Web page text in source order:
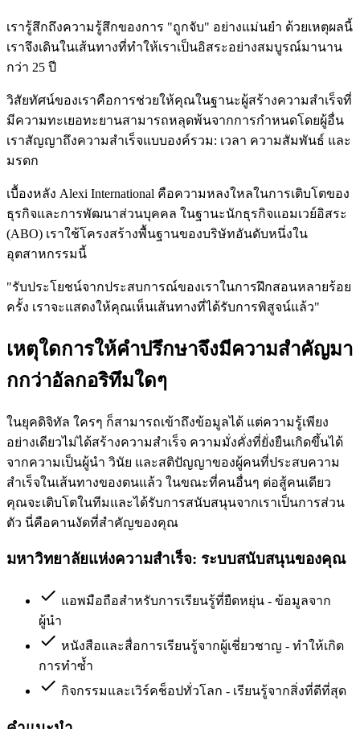
เรารู้สึกถึงความรู้สึกของการ "ถูกจับ" อย่างแม่นยำ ด้วยเหตุผลนี้
เราจึงเดินในเส้นทางที่ทำให้เราเป็นอิสระอย่างสมบูรณ์มานาน
กว่า 25 ปี
วิสัยทัศน์ของเราคือการช่วยให้คุณในฐานะผู้สร้างความสำเร็จที่
มีความทะเยอทะยานสามารถหลุดพ้นจากการกำหนดโดยผู้อื่น
เราสัญญาถึงความสำเร็จแบบองค์รวม: เวลา ความสัมพันธ์ และ
มรดก
เบื้องหลัง Alexi International คือความหลงใหลในการเติบโตของ
ธุรกิจและการพัฒนาส่วนบุคคล ในฐานะนักธุรกิจแอมเวย์อิสระ
(ABO) เราใช้โครงสร้างพื้นฐานของบริษัทอันดับหนึ่งใน
อุตสาหกรรมนี้
"รับประโยชน์จากประสบการณ์ของเราในการฝึกสอนหลายร้อย
ครั้ง เราจะแสดงให้คุณเห็นเส้นทางที่ได้รับการพิสูจน์แล้ว"
เหตุใดการให้คำปรึกษาจึงมีความสำคัญมา
กกว่าอัลกอริทึมใดๆ
ในยุคดิจิทัล ใครๆ ก็สามารถเข้าถึงข้อมูลได้ แต่ความรู้เพียง
อย่างเดียวไม่ได้สร้างความสำเร็จ ความมั่งคั่งที่ยั่งยืนเกิดขึ้นได้
จากความเป็นผู้นำ วินัย และสติปัญญาของผู้คนที่ประสบความ
สำเร็จในเส้นทางของตนแล้ว ในขณะที่คนอื่นๆ ต่อสู้คนเดียว
คุณจะเติบโตในทีมและได้รับการสนับสนุนจากเราเป็นการส่วน
ตัว นี่คือคานงัดที่สำคัญของคุณ
มหาวิทยาลัยแห่งความสำเร็จ: ระบบสนับสนุนของคุณ
check แอพมือถือสำหรับการเรียนรู้ที่ยืดหยุ่น - ข้อมูลจาก
ผู้นำ
check หนังสือและสื่อการเรียนรู้จากผู้เชี่ยวชาญ - ทำให้เกิด
การทำซ้ำ
check กิจกรรมและเวิร์คช็อปทั่วโลก - เรียนรู้จากสิ่งที่ดีที่สุด